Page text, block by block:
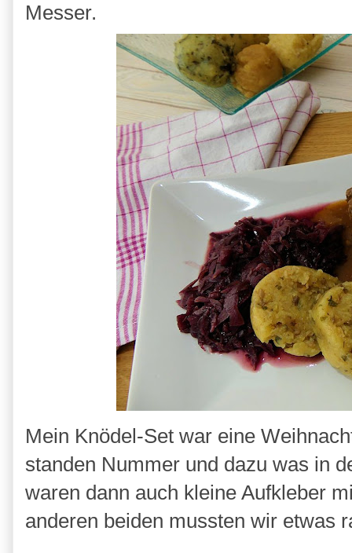
Messer.
Mein Knödel-Set war eine
standen Nummer und dazu was in
waren dann auch kleine Aufkleber
anderen beiden mussten wir etwas